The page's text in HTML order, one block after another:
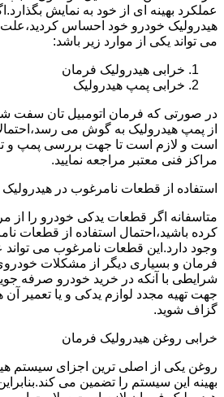
عملکرد بهینه ای از خود به نمایش
هیدرولیک خودرو خود احساس
می تواند یکی از موارد زیر باشد:
خرابی هیدرولیک فرمان
خرابی پمپ هیدرولیک
در صورتی که فرمان اتومبیل تان سفت
از پمپ هیدرولیک به گوش می
است و لازم است تا جهت بررسی پمپ و
مراکز فنی معتبر مراجعه نمایید.
استفاده از قطعات نامرغوب در
متاسفانه اگر قطعات یدکی خودرو را از
کرده باشید،احتمال استفاده از قطعات
وجود دارد.این قطعات نامرغوب می
فرمان و بسیاری دیگر از مشکلات
شرایطی با آنکه در خرید خودرو صرفه
جهت تهیه مجدد لوازم یدکی و یا تعمیر
گزاف شوید.
خرابی روغن هیدرولیک فرمان
روغن یکی از اصلی ترین اجزای سیستم
بهینه این سیستم را تضمین می